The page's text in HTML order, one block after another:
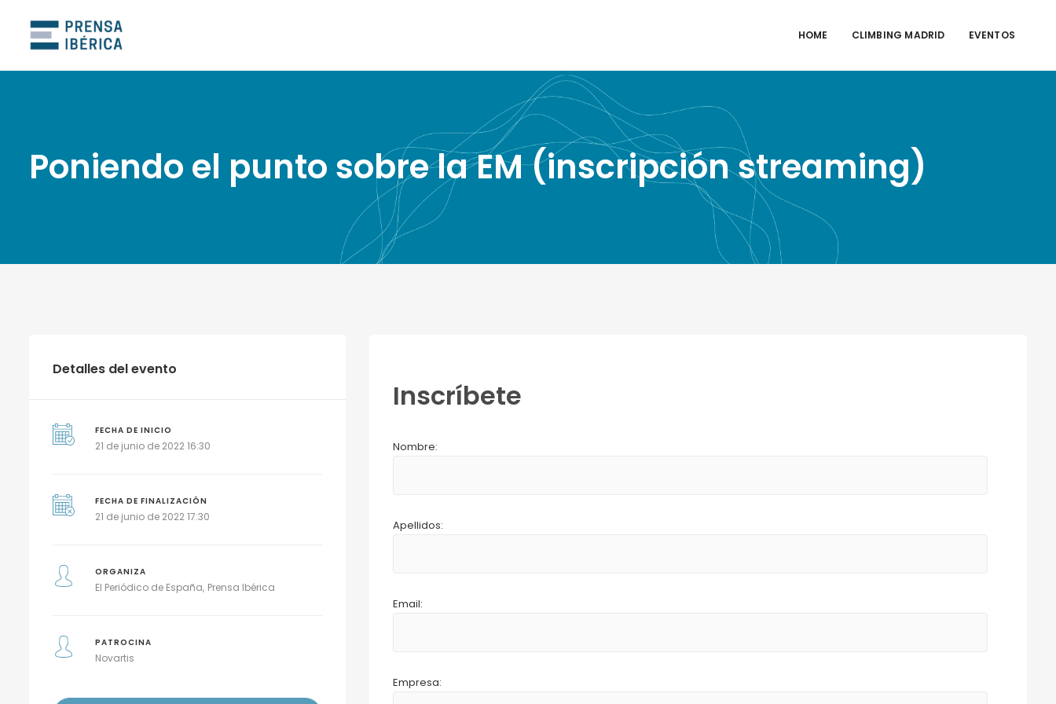
HOME CLIMBING MADRID EVENTOS
Poniendo el punto sobre la EM (inscripción streaming)
Detalles del evento
FECHA DE INICIO
21 de junio de 2022 16:30
FECHA DE FINALIZACIÓN
21 de junio de 2022 17:30
ORGANIZA
El Periódico de España Prensa Ibérica
PATROCINA
Novartis
Inscríbete
Nombre:
Apellidos:
Email:
Empresa: